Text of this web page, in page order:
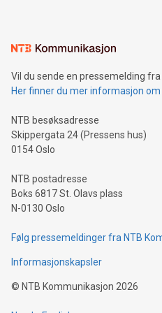
mining.Sound Money:
neutral payment systems
projects.Carbon Footprint:
event and dive into the critical
Vil du sende en pressemelding
Her finner du mer informasjon
NTB besøksadresse
Skippergata 24 (Pressens hus)
0154 Oslo
NTB postadresse
Boks 6817 St. Olavs plass
N-0130 Oslo
Følg pressemeldinger fra NTB
Informasjonskapsler
© NTB Kommunikasjon 2026